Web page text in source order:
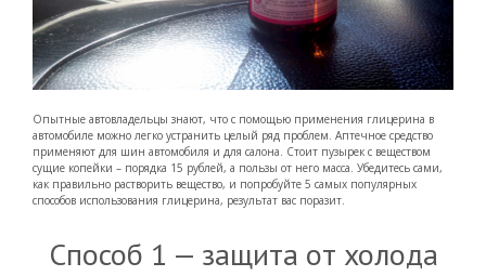
Опытные автовладельцы знают, что с помощью применения глицерина в
автомобиле можно легко устранить целый ряд проблем. Аптечное средство
применяют для шин автомобиля и для салона. Стоит пузырек с веществом
сущие копейки – порядка 15 рублей, а пользы от него масса. Убедитесь сами,
как правильно растворить вещество, и попробуйте 5 самых популярных
способов использования глицерина, результат вас поразит.
Способ 1 — защита от холода